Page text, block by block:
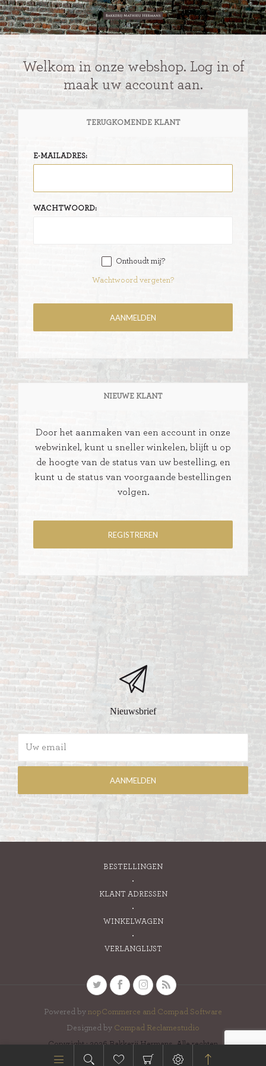
Welkom in onze webshop. Log in of
maak uw account aan.
TERUGKOMENDE KLANT
E-MAILADRES:
WACHTWOORD:
Onthoudt mij?
Wachtwoord vergeten?
NIEUWE KLANT
Door het aanmaken van een account in onze
webwinkel, kunt u sneller winkelen, blijft u op
de hoogte van de status van uw bestelling, en
kunt u de status van voorgaande bestellingen
volgen.
Nieuwsbrief
BESTELLINGEN
KLANT ADRESSEN
WINKELWAGEN
VERLANGLIJST
Powered by nopCommerce and Compad Software
Designed by Compad Reclamestudio
Copyright ; 2026 Bakkerij Hermans. Alle rechten
voorbehouden.